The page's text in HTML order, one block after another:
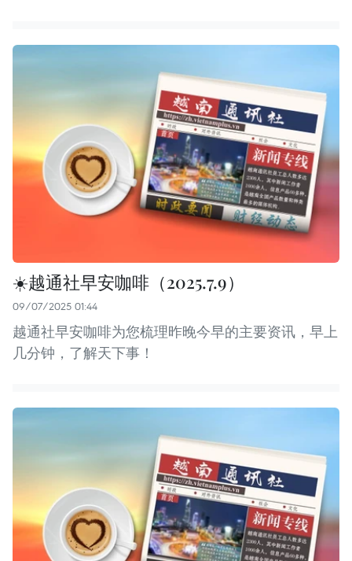
☀️越通社早安咖啡（2025.7.9）
09/07/2025 01:44
越通社早安咖啡为您梳理昨晚今早的主要资讯，早上
几分钟，了解天下事！